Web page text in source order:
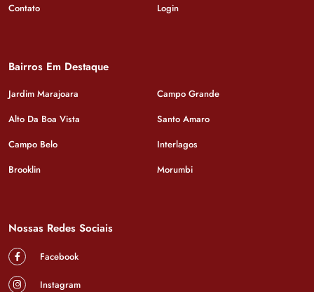
Contato
Login
Bairros Em Destaque
Jardim Marajoara
Campo Grande
Alto Da Boa Vista
Santo Amaro
Campo Belo
Interlagos
Brooklin
Morumbi
Nossas Redes Sociais
Facebook
Instagram